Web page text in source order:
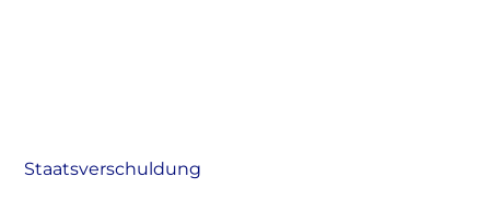
Staatsverschuldung